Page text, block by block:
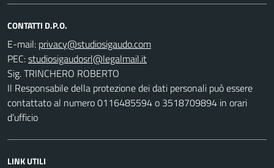
CONTATTI D.P.O.
E-mail:
PEC:
Sig. TRINCHERO ROBERTO
Il Responsabile della protezione dei dati personali può essere
contattato al numero 0116485594 o 3518709894 in orari
d’ufficio
LINK UTILI